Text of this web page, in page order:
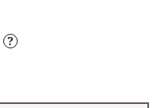
?